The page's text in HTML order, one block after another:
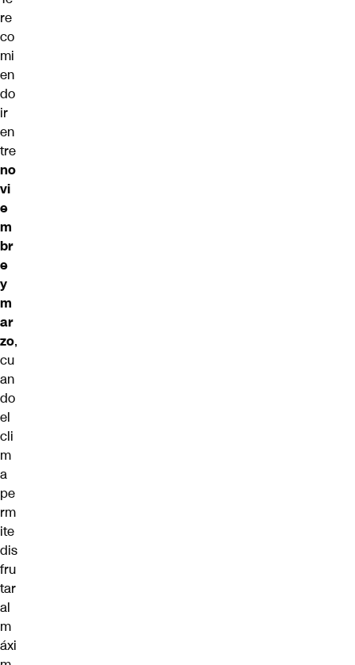
re
co
mi
en
do
ir
en
tre
no
vi
e
m
br
e
y
m
ar
zo,
cu
an
do
el
cli
m
a
pe
rm
ite
dis
fru
tar
al
m
áxi